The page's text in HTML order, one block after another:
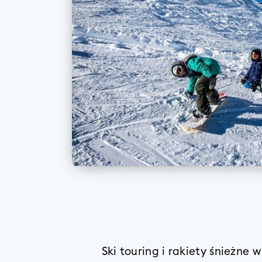
Ski touring i rakiety śnieżne